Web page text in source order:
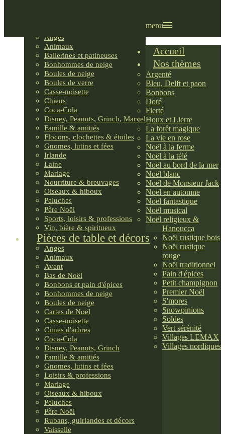
Anges
Animaux
Ballerines et patineuses
Bonhommes de neige
Boules de neige
Boules de verre
Casse-noisette
Chiens
Coca-Cola
Disney, Peanuts, Grinch, Marvel
Famille & amitiés
Flocons, clochettes & étoiles
Gnomes, lutins et fées
Irlande
Laine
Mariage
Nourriture & breuvages
Oiseaux & hiboux
Peluches
Père Noël
Sports, loisirs & professions
Vin, bière & spiritueux
Pièces de table et décors
Anges
Animaux
Avent
Bas de Noël
Bonbons et pain d'épices
Bonhommes de neige
Boules de neige
Cartes de Noël
Casse-noisette
Cimes d'arbres
Coca-Cola
Disney, Peanuts, Grinch
Famille & amitiés
Gnomes, lutins et fées
Loisirs & professions
Mariage
Oiseaux & hiboux
Peluches
Père Noël
Rubans, guirlandes et décors
Vaisselle
menu
Accueil
Nos thèmes
Argenté
Bleu, Delft et paon
Bonbons
Doré
Fierté
Houx et Lierre
La forêt magique
La vie en rose
Noël à la ferme
Noël à la télé
Noël au bord de la mer
Noël blanc
Noël de Monsieur Jack
Noël en automne
Noël fantastique
Noël musical
Noël religieux &
Hanoucca
Noël rustique bois
Noël rustique
rouge
Noël traditionnel
Pain d'épices
Petit champignon
Premier Noël
S'mores
Snowpinions
Soldes
Vert sérénité
Villages LEMAX
Villages nordiques